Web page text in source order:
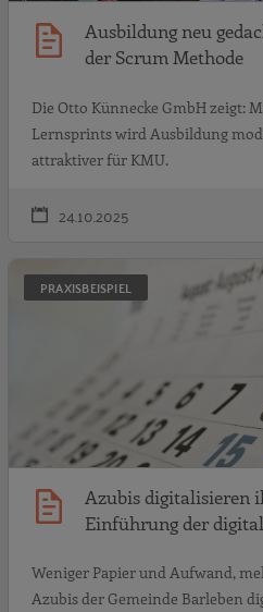
Ausbildung neu
der Scrum Methode
Die Otto Künnecke GmbH zeigt:
Lernsprints wird Ausbildung
attraktiver für KMU.
24.10.2025
PRAXISBEISPIEL
Azubis digitalisieren
Einführung der
Weniger Papier und Aufwand,
Azubis der Gemeinde Barleben